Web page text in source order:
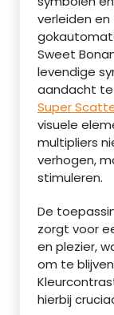
verleiden
Sweet
levendige
aandacht te
Super
visuele
multipliers
verhogen,
stimuleren.
De
zorgt voor
en plezier,
om te
hierbij